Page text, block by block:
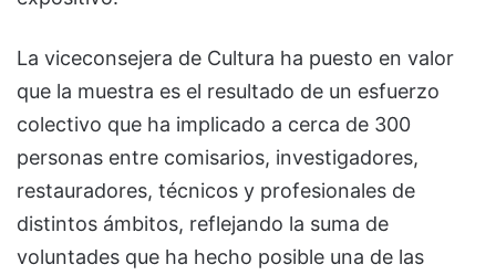
La viceconsejera de Cultura ha puesto en valor
que la muestra es el resultado de un esfuerzo
colectivo que ha implicado a cerca de 300
personas entre comisarios, investigadores,
restauradores, técnicos y profesionales de
distintos ámbitos, reflejando la suma de
voluntades que ha hecho posible una de las